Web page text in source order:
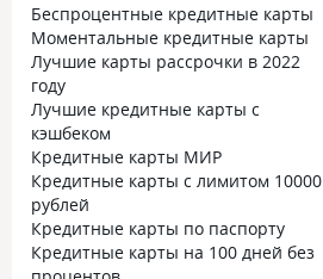
Беспроцентные кредитные карты
Моментальные кредитные карты
Лучшие карты рассрочки в 2022
году
Лучшие кредитные карты с
кэшбеком
Кредитные карты МИР
Кредитные карты с лимитом 10000
рублей
Кредитные карты по паспорту
Кредитные карты на 100 дней без